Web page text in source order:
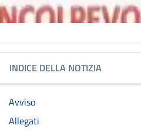
INDICE DELLA NOTIZIA
Avviso
Allegati